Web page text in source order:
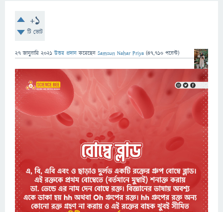
+1
টি ভোট
27 জানুয়ারি 2021 উত্তর প্রদান করেছেন Samsun Nahar Priya (47,710 পয়েন্ট)